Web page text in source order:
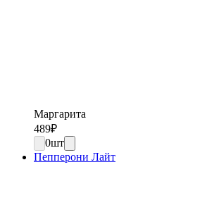
Маргарита
489₽
0шт
Пепперони Лайт